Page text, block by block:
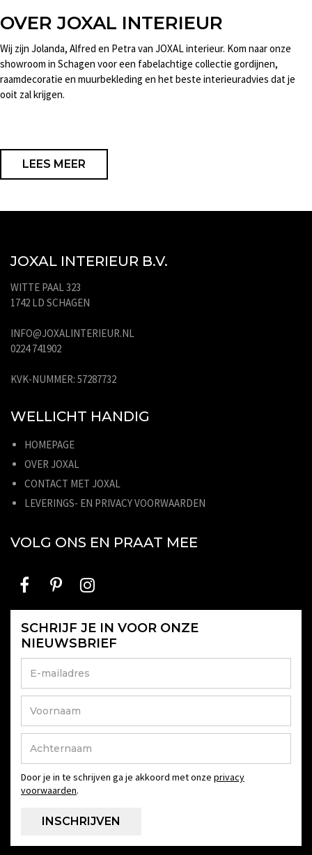
OVER JOXAL INTERIEUR
Wij zijn Jolanda, Alfred en Petra van JOXAL interieur. Kom naar onze
showroom in Schagen voor een fabelachtige collectie gordijnen,
raamdecoratie en muurbekleding en het beste interieuradvies dat je
ooit zal krijgen.
LEES MEER
JOXAL INTERIEUR B.V.
WITTE PAAL 323
1742 LD SCHAGEN
INFO@JOXALINTERIEUR.NL
0224 741902
KVK-NUMMER: 57287732
WELLICHT HANDIG
HOMEPAGE
OVER JOXAL
CONTACT MET JOXAL
LEVERINGS- EN PRIVACY VOORWAARDEN
VOLG ONS EN PRAAT MEE
SCHRIJF JE IN VOOR ONZE
NIEUWSBRIEF
Door je in te schrijven ga je akkoord met onze privacy
voorwaarden.